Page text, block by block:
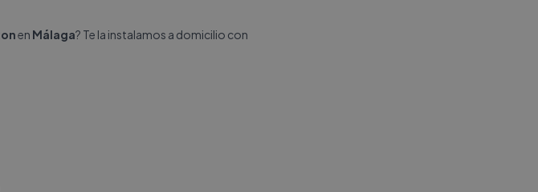
en Málaga? Te la instalamos a domicilio con